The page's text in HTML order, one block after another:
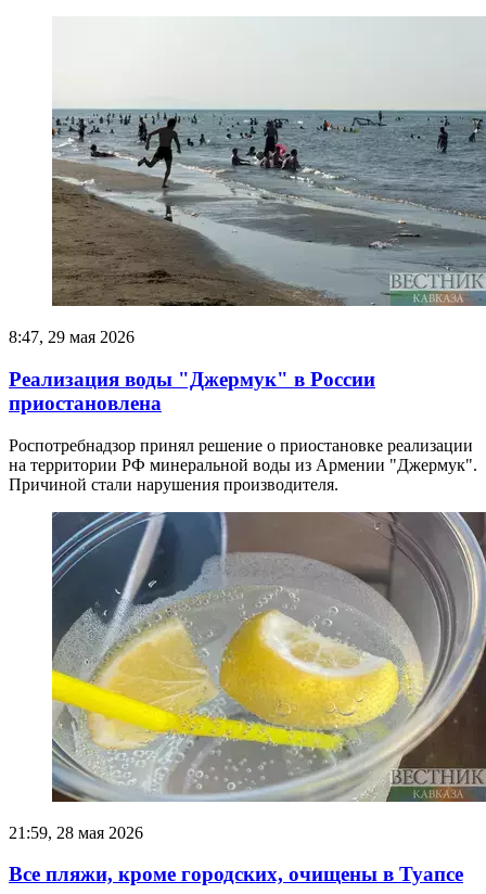
8:47, 29 мая 2026
Реализация воды "Джермук" в России
приостановлена
Роспотребнадзор принял решение о приостановке реализации
на территории РФ минеральной воды из Армении "Джермук".
Причиной стали нарушения производителя.
21:59, 28 мая 2026
Все пляжи, кроме городских, очищены в Туапсе